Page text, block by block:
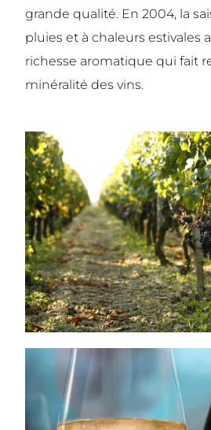
grande qualité. En 2004, la
pluies et à chaleurs estivales
richesse aromatique qui fait
minéralité des vins.